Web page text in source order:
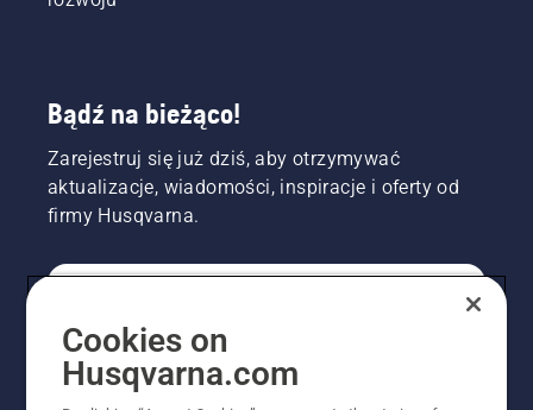
Bądź na bieżąco!
Zarejestruj się już dziś, aby otrzymywać
aktualizacje, wiadomości, inspiracje i oferty od
firmy Husqvarna.
PROFESJONALISTA
Cookies on
Husqvarna.com